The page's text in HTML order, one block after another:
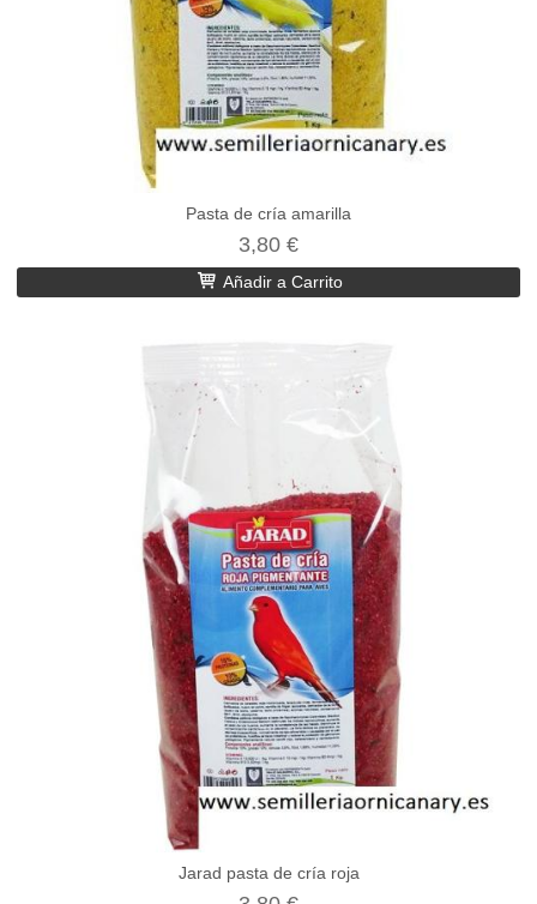
Pasta de cría amarilla
3,80 €
Añadir a Carrito
Jarad pasta de cría roja